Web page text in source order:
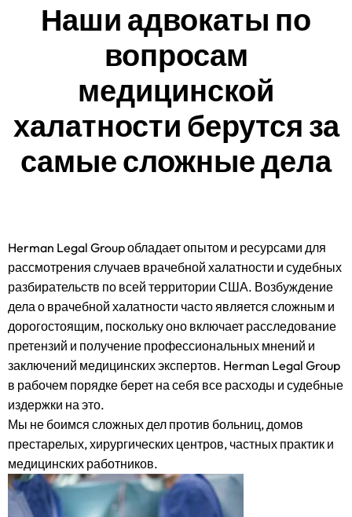
Наши адвокаты по
вопросам
медицинской
халатности берутся за
самые сложные дела
Herman Legal Group обладает опытом и ресурсами для
рассмотрения случаев врачебной халатности и судебных
разбирательств по всей территории США. Возбуждение
дела о врачебной халатности часто является сложным и
дорогостоящим, поскольку оно включает расследование
претензий и получение профессиональных мнений и
заключений медицинских экспертов. Herman Legal Group
в рабочем порядке берет на себя все расходы и судебные
издержки на это.
Мы не боимся сложных дел против больниц, домов
престарелых, хирургических центров, частных практик и
медицинских работников.